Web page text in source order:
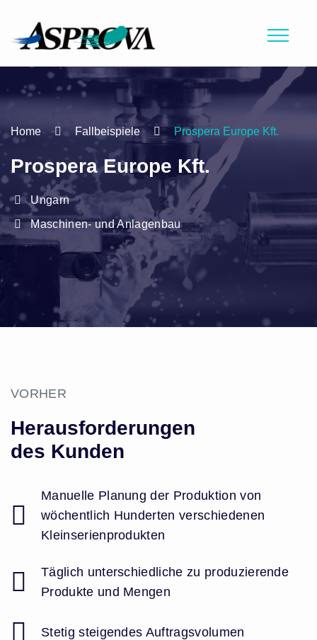
Home Fallbeispiele Prospera Europe Kft.
Prospera Europe Kft.
Ungarn
Maschinen- und Anlagenbau
VORHER
Herausforderungen
des Kunden
Manuelle Planung der Produktion von
wöchentlich Hunderten verschiedenen
Kleinserienprodukten
Täglich unterschiedliche zu produzierende
Produkte und Mengen
Stetig steigendes Auftragsvolumen